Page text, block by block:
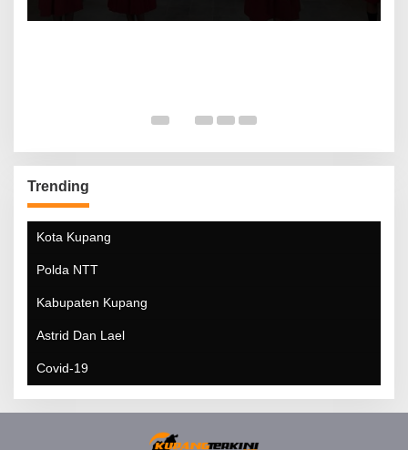
Trending
Kota Kupang
Polda NTT
Kabupaten Kupang
Astrid Dan Lael
Covid-19